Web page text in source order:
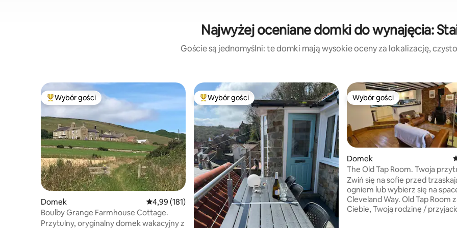
Najwyżej oceniane domki do wynajęcia:
Goście są jednomyślni: te domki mają wysokie oceny za lokalizację,
Najpopularniejsze z kategorii Wybór gości
Wybór gości
Domek Średnia ocena: 4,99 na 5, liczba recenzji: 181
4,99 (181)
Boulby Grange Farmhouse Cottage.
Przytulny, oryginalny domek wakacyjny z
Najpopularniejsze z kategorii Wybór gości
Wybór gości Wybór gości
Wybór gości
Domek
The Old Tap Room. Twoja przytulna
ucieczka. Przyjazne dla psów
Zwiń się na sofie przed
ogniem lub wybierz się na
Cleveland Way. Old Tap Room
Ciebie, Twoją rodzinę /